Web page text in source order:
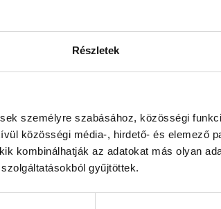
Részletek
személyre szabásához, közösségi
közösségi média-, hirdető- és elemező
kombinálhatják az adatokat más olyan
gyűjtöttek.
ég. Napközben eső,
szelet élénk
Napközben sázraz
ami újabb havas